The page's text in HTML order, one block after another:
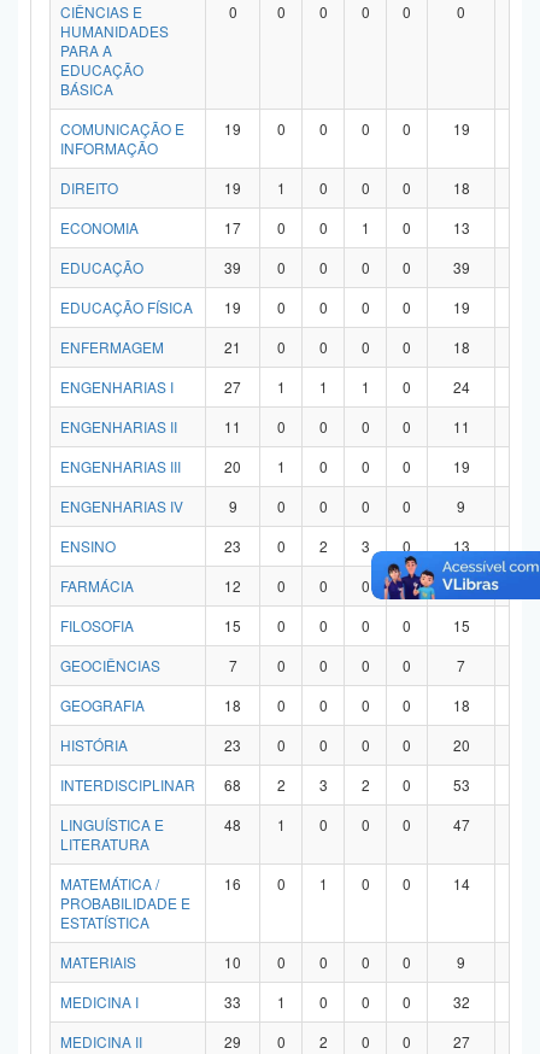
CIÊNCIAS E
HUMANIDADES
PARA A
EDUCAÇÃO
BÁSICA
0 0 0 0 0 0
COMUNICAÇÃO E
INFORMAÇÃO
19 0 0 0 0 19
DIREITO 19 1 0 0 0 18
ECONOMIA
17 0 0 1 0 13
EDUCAÇÃO
39 0 0 0 0 39
EDUCAÇÃO FÍSICA
19 0 0 0 0 19
ENFERMAGEM
21 0 0 0 0 18
ENGENHARIAS I
27 1 1 1 0 24
ENGENHARIAS II
11 0 0 0 0 11
ENGENHARIAS III
20 1 0 0 0 19
ENGENHARIAS IV
9 0 0 0 0 9
ENSINO
23 0 2 3 0 13
FARMÁCIA
12 0 0 0 0 12
FILOSOFIA
15 0 0 0 0 15
GEOCIÊNCIAS
7 0 0 0 0 7
GEOGRAFIA
18 0 0 0 0 18
HISTÓRIA
23 0 0 0 0 20
INTERDISCIPLINAR
68 2 3 2 0 53
LINGUÍSTICA E
LITERATURA
48 1 0 0 0 47
MATEMÁTICA /
PROBABILIDADE E
ESTATÍSTICA
16 0 1 0 0 14
MATERIAIS 10 0 0 0 0 9
MEDICINA I
33 1 0 0 0 32
MEDICINA II
29 0 2 0 0 27